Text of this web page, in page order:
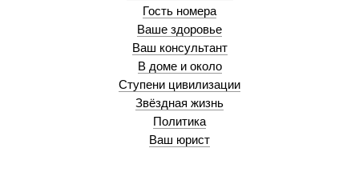
Гость номера
Ваше здоровье
Ваш консультант
В доме и около
Ступени цивилизации
Звёздная жизнь
Политика
Ваш юрист